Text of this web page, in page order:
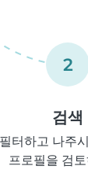
2
검색
터하고 나주
프로필을 검